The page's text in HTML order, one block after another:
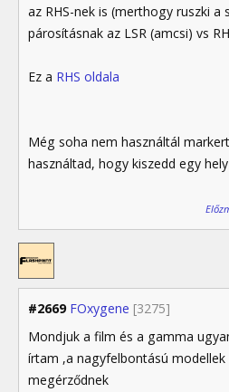
az RHS-nek is (merthogy ruszki
párosításnak az LSR (amcsi) vs
Ez a RHS oldala
Még soha nem használtál
használtad, hogy kiszedd egy
#2669 FOxygene [3275]
Mondjuk a film és a gamma
írtam ,a nagyfelbontású
megérződnek